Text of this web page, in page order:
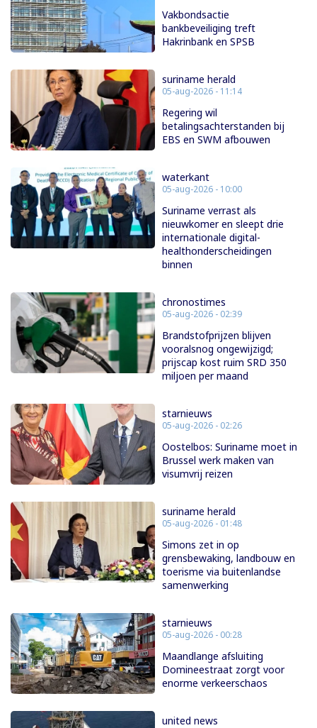
Vakbondsactie
bankbeveiliging treft
Hakrinbank en SPSB
suriname herald
05-aug-2026 - 11:14
Regering wil
betalingsachterstanden bij
EBS en SWM afbouwen
waterkant
05-aug-2026 - 10:00
Suriname verrast als
nieuwkomer en sleept drie
internationale digital-
healthonderscheidingen
binnen
chronostimes
05-aug-2026 - 02:39
Brandstofprijzen blijven
vooralsnog ongewijzigd;
prijscap kost ruim SRD 350
miljoen per maand
starnieuws
05-aug-2026 - 02:26
Oostelbos: Suriname moet in
Brussel werk maken van
visumvrij reizen
suriname herald
05-aug-2026 - 01:48
Simons zet in op
grensbewaking, landbouw en
toerisme via buitenlandse
samenwerking
starnieuws
05-aug-2026 - 00:28
Maandlange afsluiting
Domineestraat zorgt voor
enorme verkeerschaos
united news